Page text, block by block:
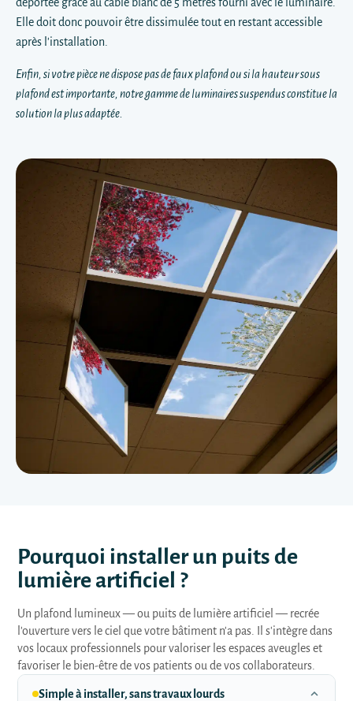
déportée grâce au câble blanc de 5 mètres fourni avec le luminaire.
Elle doit donc pouvoir être dissimulée tout en restant accessible
après l'installation.
Enfin, si votre pièce ne dispose pas de faux plafond ou si la hauteur sous
plafond est importante, notre gamme de luminaires suspendus constitue la
solution la plus adaptée.
Pourquoi installer un puits de
lumière artificiel ?
Un plafond lumineux — ou puits de lumière artificiel — recrée
l'ouverture vers le ciel que votre bâtiment n'a pas. Il s'intègre dans
vos locaux professionnels pour valoriser les espaces aveugles et
favoriser le bien-être de vos patients ou de vos collaborateurs.
Simple à installer, sans travaux lourds